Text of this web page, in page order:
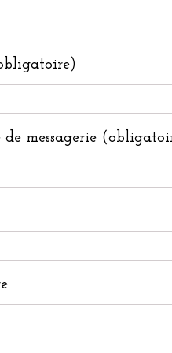
de messagerie